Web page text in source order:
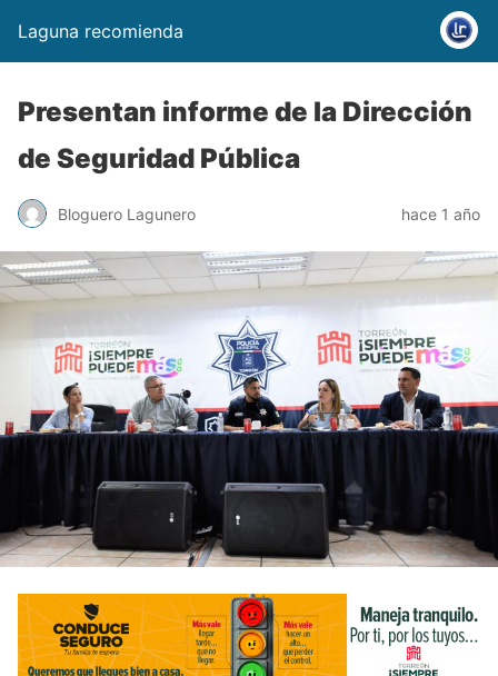
Laguna recomienda
Presentan informe de la Dirección
de Seguridad Pública
Bloguero Lagunero hace 1 año